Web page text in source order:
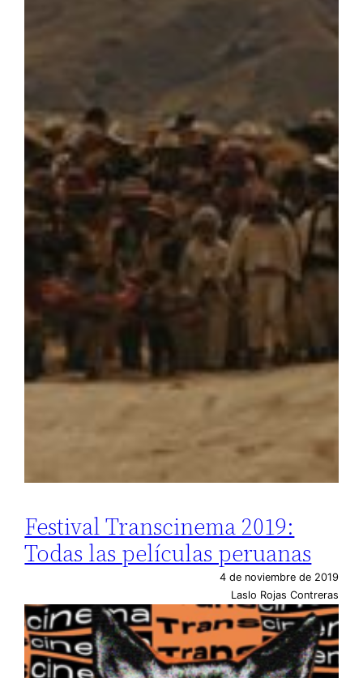
Festival Transcinema 2019:
Todas las películas peruanas
4 de noviembre de 2019
Laslo Rojas Contreras